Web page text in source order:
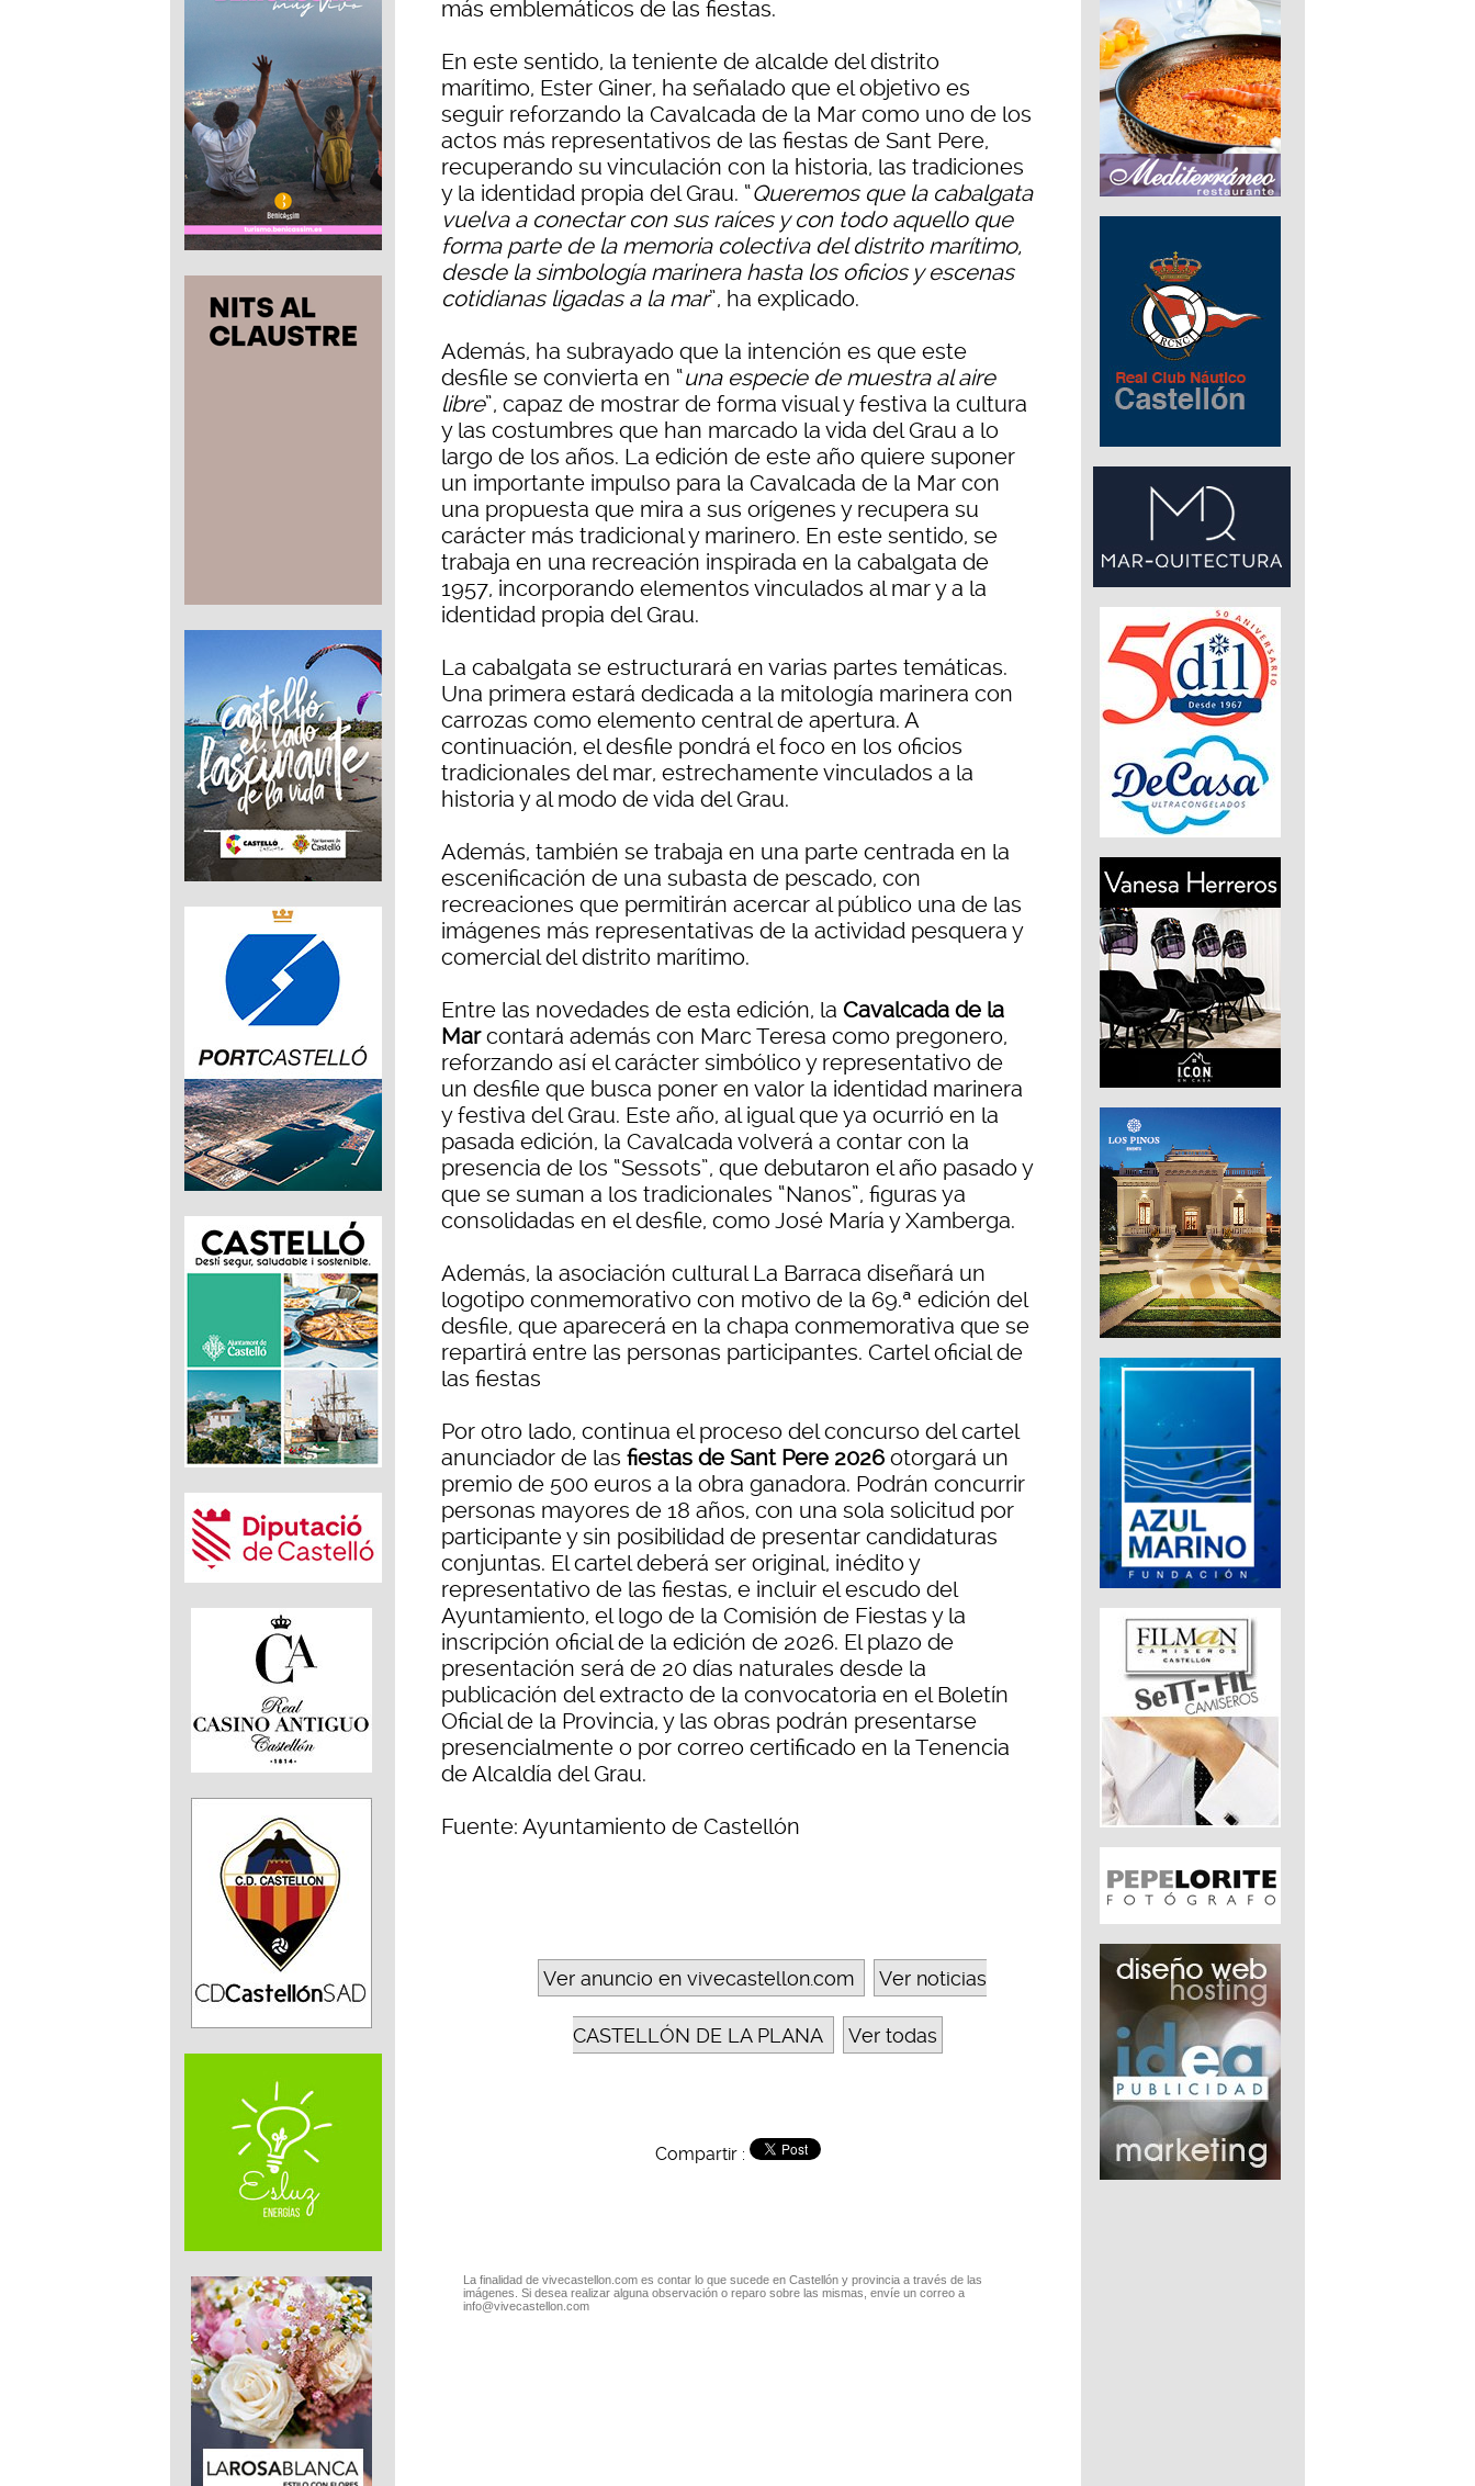
más emblemáticos de las fiestas.
En este sentido, la teniente de alcalde del distrito
marítimo, Ester Giner, ha señalado que el objetivo es
seguir reforzando la Cavalcada de la Mar como uno de los
actos más representativos de las fiestas de Sant Pere,
recuperando su vinculación con la historia, las tradiciones
y la identidad propia del Grau. “Queremos que la cabalgata
vuelva a conectar con sus raíces y con todo aquello que
forma parte de la memoria colectiva del distrito marítimo,
desde la simbología marinera hasta los oficios y escenas
cotidianas ligadas a la mar”, ha explicado.
Además, ha subrayado que la intención es que este
desfile se convierta en “una especie de muestra al aire
libre”, capaz de mostrar de forma visual y festiva la cultura
y las costumbres que han marcado la vida del Grau a lo
largo de los años. La edición de este año quiere suponer
un importante impulso para la Cavalcada de la Mar con
una propuesta que mira a sus orígenes y recupera su
carácter más tradicional y marinero. En este sentido, se
trabaja en una recreación inspirada en la cabalgata de
1957, incorporando elementos vinculados al mar y a la
identidad propia del Grau.
La cabalgata se estructurará en varias partes temáticas.
Una primera estará dedicada a la mitología marinera con
carrozas como elemento central de apertura. A
continuación, el desfile pondrá el foco en los oficios
tradicionales del mar, estrechamente vinculados a la
historia y al modo de vida del Grau.
Además, también se trabaja en una parte centrada en la
escenificación de una subasta de pescado, con
recreaciones que permitirán acercar al público una de las
imágenes más representativas de la actividad pesquera y
comercial del distrito marítimo.
Entre las novedades de esta edición, la Cavalcada de la
Marcontará además con Marc Teresa como pregonero,
reforzando así el carácter simbólico y representativo de
un desfile que busca poner en valor la identidad marinera
y festiva del Grau. Este año, al igual que ya ocurrió en la
pasada edición, la Cavalcada volverá a contar con la
presencia de los “Sessots”, que debutaron el año pasado y
que se suman a los tradicionales “Nanos”, figuras ya
consolidadas en el desfile, como José María y Xamberga.
Además, la asociación cultural La Barraca diseñará un
logotipo conmemorativo con motivo de la 69.ª edición del
desfile, que aparecerá en la chapa conmemorativa que se
repartirá entre las personas participantes. Cartel oficial de
las fiestas
Por otro lado, continua el proceso del concurso del cartel
anunciador de las fiestas de Sant Pere 2026 otorgará un
premio de 500 euros a la obra ganadora. Podrán concurrir
personas mayores de 18 años, con una sola solicitud por
participante y sin posibilidad de presentar candidaturas
conjuntas. El cartel deberá ser original, inédito y
representativo de las fiestas, e incluir el escudo del
Ayuntamiento, el logo de la Comisión de Fiestas y la
inscripción oficial de la edición de 2026. El plazo de
presentación será de 20 días naturales desde la
publicación del extracto de la convocatoria en el Boletín
Oficial de la Provincia, y las obras podrán presentarse
presencialmente o por correo certificado en la Tenencia
de Alcaldía del Grau.
Fuente: Ayuntamiento de Castellón
Ver anuncio en vivecastellon.com Ver noticias
CASTELLÓN DE LA PLANA Ver todas
Compartir :
La finalidad de vivecastellon.com es contar lo que sucede en Castellón y provincia a través de las
imágenes. Si desea realizar alguna observación o reparo sobre las mismas, envíe un correo a
info@vivecastellon.com